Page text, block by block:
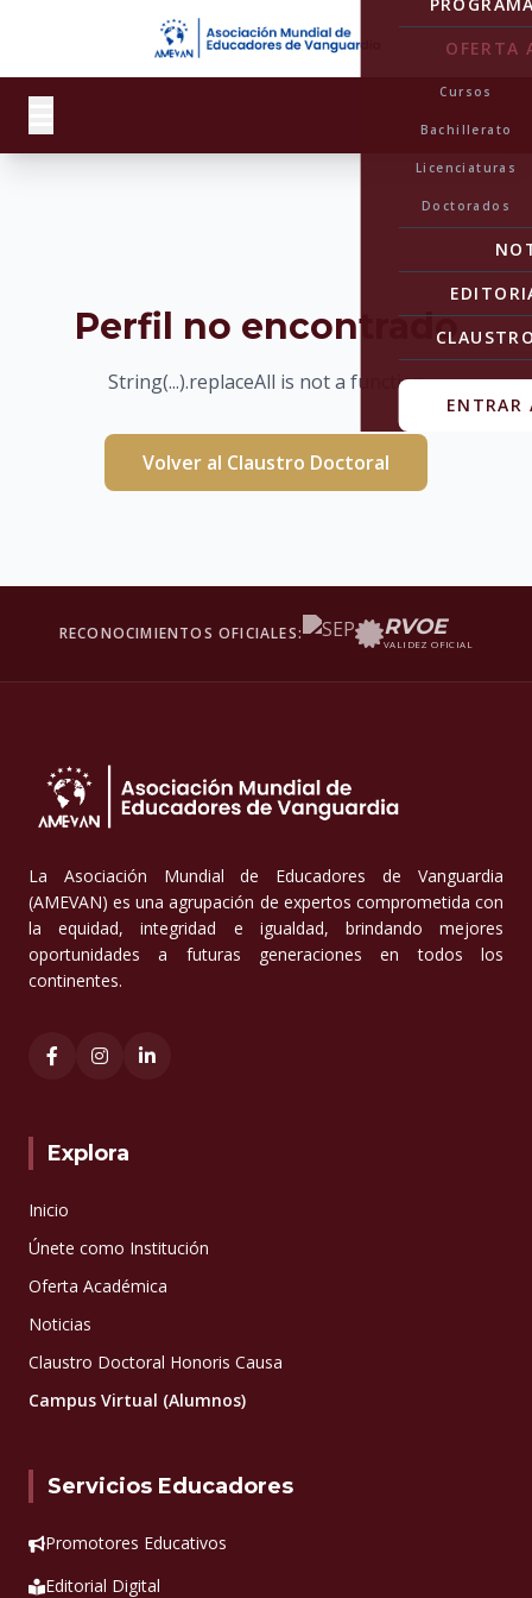
OFERTA
Cursos
Bachillerato
Licenciaturas
Doctorados
ENTRAR
Perfil no encontrado
String(...).replaceAll is not a function
Volver al Claustro Doctoral
RECONOCIMIENTOS OFICIALES: RVOE
VALIDEZ OFICIAL
La Asociación Mundial de Educadores de Vanguardia
(AMEVAN) es una agrupación de expertos comprometida con
la equidad, integridad e igualdad, brindando mejores
oportunidades a futuras generaciones en todos los
continentes.
Explora
Inicio
Únete como Institución
Oferta Académica
Noticias
Claustro Doctoral Honoris Causa
Campus Virtual (Alumnos)
Servicios Educadores
Promotores Educativos
Editorial Digital